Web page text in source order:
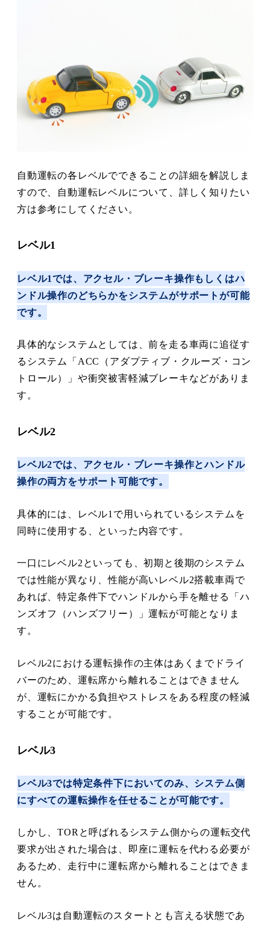
自動運転の各レベルでできることの詳細を解説しま
すので、自動運転レベルについて、詳しく知りたい
方は参考にしてください。
レベル1
レベル1では、アクセル・ブレーキ操作もしくはハ
ンドル操作のどちらかをシステムがサポートが可能
です。
具体的なシステムとしては、前を走る車両に追従す
るシステム「ACC（アダプティブ・クルーズ・コン
トロール）」や衝突被害軽減ブレーキなどがありま
す。
レベル2
レベル2では、アクセル・ブレーキ操作とハンドル
操作の両方をサポート可能です。
具体的には、レベル1で用いられているシステムを
同時に使用する、といった内容です。
一口にレベル2といっても、初期と後期のシステム
では性能が異なり、性能が高いレベル2搭載車両で
あれば、特定条件下でハンドルから手を離せる「ハ
ンズオフ（ハンズフリー）」運転が可能となりま
す。
レベル2における運転操作の主体はあくまでドライ
バーのため、運転席から離れることはできません
が、運転にかかる負担やストレスをある程度の軽減
することが可能です。
レベル3
レベル3では特定条件下においてのみ、システム側
にすべての運転操作を任せることが可能です。
しかし、TORと呼ばれるシステム側からの運転交代
要求が出された場合は、即座に運転を代わる必要が
あるため、走行中に運転席から離れることはできま
せん。
レベル3は自動運転のスタートとも言える状態であ